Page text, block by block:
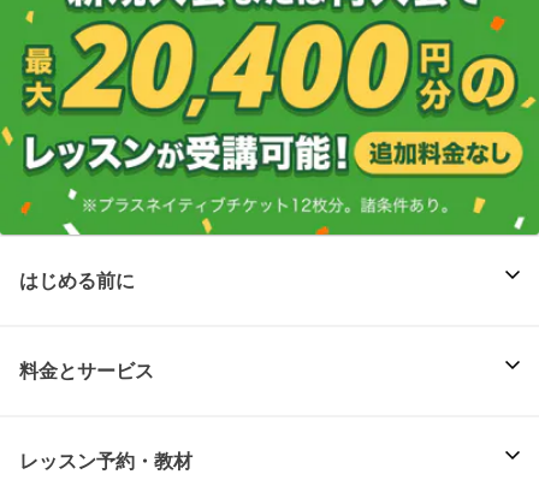
はじめる前に
料金とサービス
レッスン予約・教材